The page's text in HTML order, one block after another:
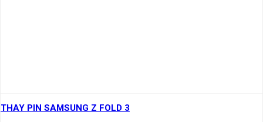
THAY PIN SAMSUNG Z FOLD 3